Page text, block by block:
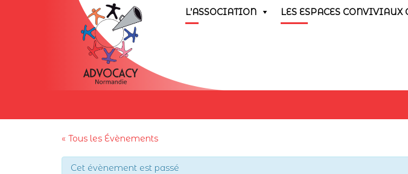
L’ASSOCIATION LES ESPACES CONVIVIAUX
« Tous les Évènements
Cet évènement est passé